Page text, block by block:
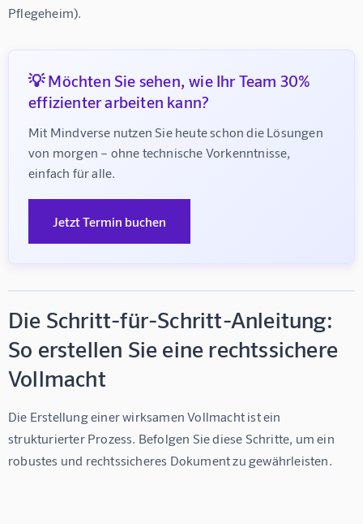
Pflegeheim).
💡 Möchten Sie sehen, wie Ihr Team 30%
effizienter arbeiten kann?
Mit Mindverse nutzen Sie heute schon die Lösungen
von morgen – ohne technische Vorkenntnisse,
einfach für alle.
Jetzt Termin buchen
Die Schritt-für-Schritt-Anleitung:
So erstellen Sie eine rechtssichere
Vollmacht
Die Erstellung einer wirksamen Vollmacht ist ein
strukturierter Prozess. Befolgen Sie diese Schritte, um ein
robustes und rechtssicheres Dokument zu gewährleisten.